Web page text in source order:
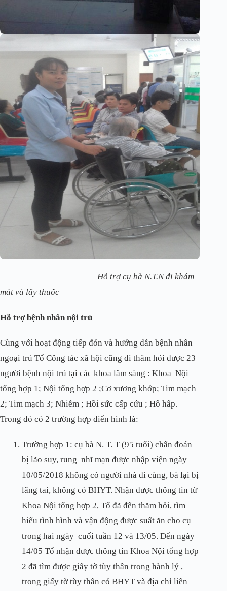
Hỗ trợ cụ bà N.T.N đi khám
mắt và lấy thuốc
Hỗ trợ bệnh nhân nội trú
Cùng với hoạt động tiếp đón và hướng dẫn bệnh nhân
ngoại trú Tổ Công tác xã hội cũng đi thăm hỏi được 23
người bệnh nội trú tại các khoa lâm sàng : Khoa Nội
tổng hợp 1; Nội tổng hợp 2 ;Cơ xương khớp; Tim mạch
2; Tim mạch 3; Nhiễm ; Hồi sức cấp cứu ; Hô hấp.
Trong đó có 2 trường hợp điển hình là:
Trường hợp 1: cụ bà N. T. T (95 tuổi) chẩn đoán
bị lão suy, rung nhĩ mạn được nhập viện ngày
10/05/2018 không có người nhà đi cùng, bà lại bị
lãng tai, không có BHYT. Nhận được thông tin từ
Khoa Nội tổng hợp 2, Tổ đã đến thăm hỏi, tìm
hiểu tình hình và vận động được suất ăn cho cụ
trong hai ngày cuối tuần 12 và 13/05. Đến ngày
14/05 Tổ nhận được thông tin Khoa Nội tổng hợp
2 đã tìm được giấy tờ tùy thân trong hành lý ,
trong giấy tờ tùy thân có BHYT và địa chỉ liên